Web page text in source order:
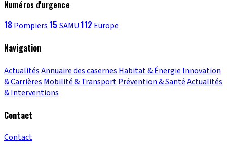
Numéros d'urgence
18 Pompiers 15 SAMU 112 Europe
Navigation
ActualitésAnnuaire des casernes Habitat & Énergie Innovation
& Carrières Mobilité & TransportPrévention & SantéActualités
& Interventions
Contact
Contact